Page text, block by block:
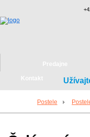
Postele
Predajne
Kontakt